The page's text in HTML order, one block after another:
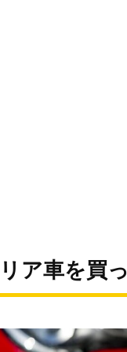
ア車を買